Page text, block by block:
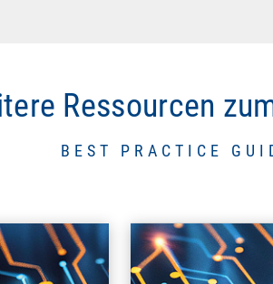
Ressourcen
BEST PRACTICE